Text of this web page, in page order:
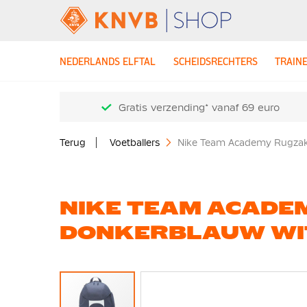
NEDERLANDS ELFTAL SCHEIDSRECHTERS
Gratis verzending* vanaf 69 euro
Terug Voetballers Nike Team Academy
NIKE TEAM
DONKERBLAUW
Ga